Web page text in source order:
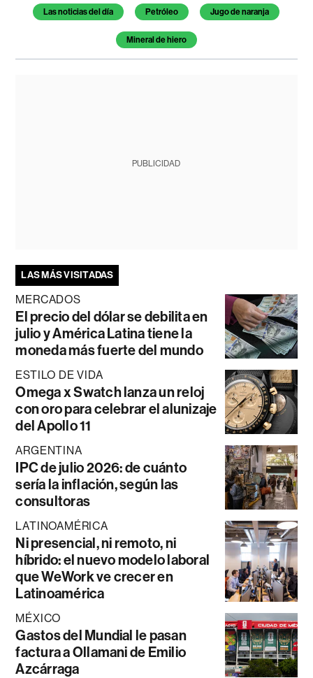
Temas de este artículo
Las noticias del día Petróleo Jugo de naranja
Mineral de hiero
PUBLICIDAD
LAS MÁS VISITADAS
MERCADOS
El precio del dólar se debilita en
julio y América Latina tiene la
moneda más fuerte del mundo
ESTILO DE VIDA
Omega x Swatch lanza un reloj
con oro para celebrar el alunizaje
del Apollo 11
ARGENTINA
IPC de julio 2026: de cuánto
sería la inflación, según las
consultoras
LATINOAMÉRICA
Ni presencial, ni remoto, ni
híbrido: el nuevo modelo laboral
que WeWork ve crecer en
Latinoamérica
MÉXICO
Gastos del Mundial le pasan
factura a Ollamani de Emilio
Azcárraga